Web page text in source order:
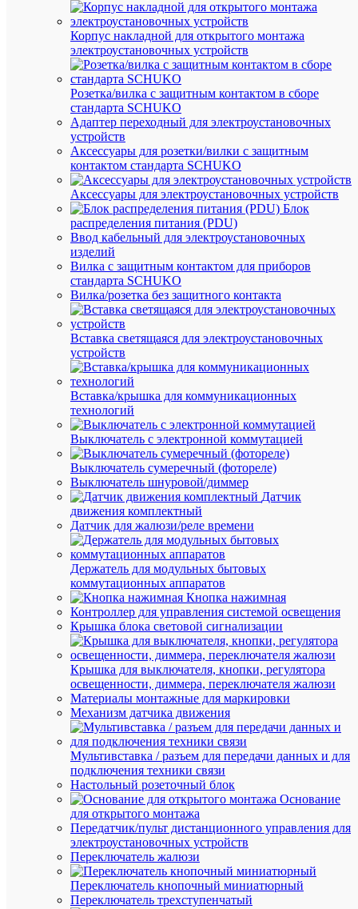
Корпус накладной для открытого монтажа
электроустановочных устройств
Розетка/вилка с защитным контактом в сборе
стандарта SCHUKO
Адаптер переходный для электроустановочных
устройств
Аксессуары для розетки/вилки с защитным
контактом стандарта SCHUKO
Аксессуары для электроустановочных устройств
Блок
распределения питания (PDU)
Ввод кабельный для электроустановочных
изделий
Вилка с защитным контактом для приборов
стандарта SCHUKO
Вилка/розетка без защитного контакта
Вставка светящаяся для электроустановочных
устройств
Вставка/крышка для коммуникационных
технологий
Выключатель с электронной коммутацией
Выключатель сумеречный (фотореле)
Выключатель шнуровой/диммер
Датчик
движения комплектный
Датчик для жалюзи/реле времени
Держатель для модульных бытовых
коммутационных аппаратов
Кнопка нажимная
Контроллер для управления системой освещения
Крышка блока световой сигнализации
Крышка для выключателя, кнопки, регулятора
освещенности, диммера, переключателя жалюзи
Материалы монтажные для маркировки
Механизм датчика движения
Мультивставка / разъем для передачи данных и для
подключения техники связи
Настольный розеточный блок
Основание
для открытого монтажа
Передатчик/пульт дистанционного управления для
электроустановочных устройств
Переключатель жалюзи
Переключатель кнопочный миниатюрный
Переключатель трехступенчатый
51
EKF
мм
3
Нет
(8)